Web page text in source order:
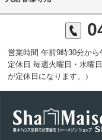
営業時間 午前9時30分か
定休日 毎週火曜日・水曜
が定休日になります。）